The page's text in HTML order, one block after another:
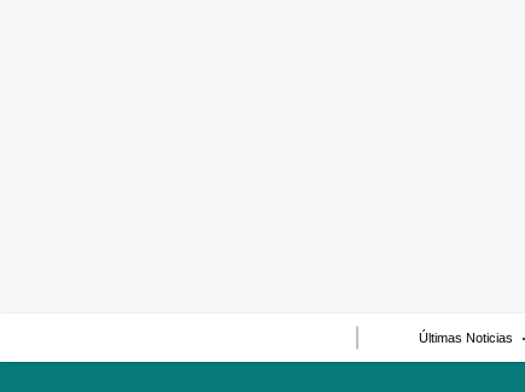
Últimas Noticias